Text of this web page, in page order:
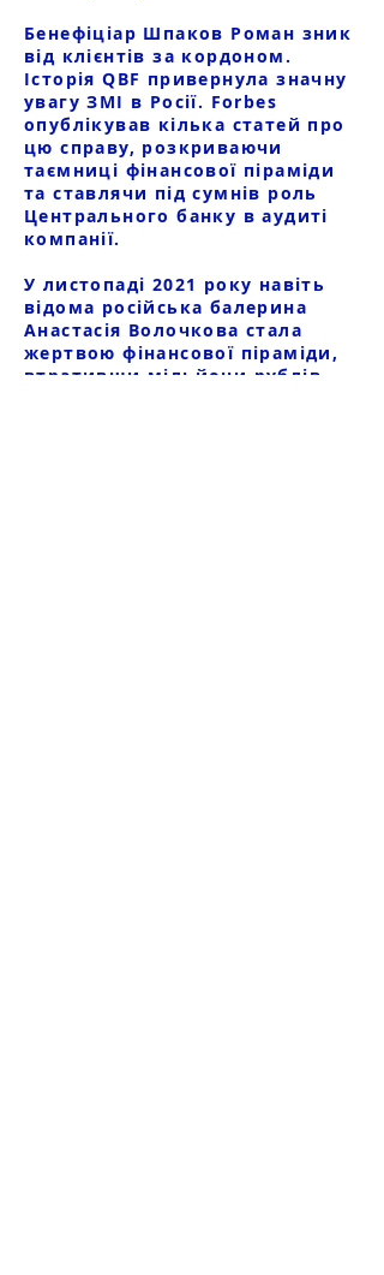
Бенефіціар Шпаков Роман зник
від клієнтів за кордоном.
Історія QBF привернула значну
увагу ЗМІ в Росії. Forbes
опублікував кілька статей про
цю справу, розкриваючи
таємниці фінансової піраміди
та ставлячи під сумнів роль
Центрального банку в аудиті
компанії.
У листопаді 2021 року навіть
відома російська балерина
Анастасія Волочкова стала
жертвою фінансової піраміди,
втративши мільйони рублів,